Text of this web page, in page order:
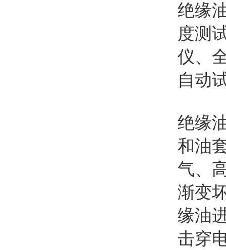
绝缘
度测
仪、
自动
绝缘
和油
气、
渐变
缘油
击穿